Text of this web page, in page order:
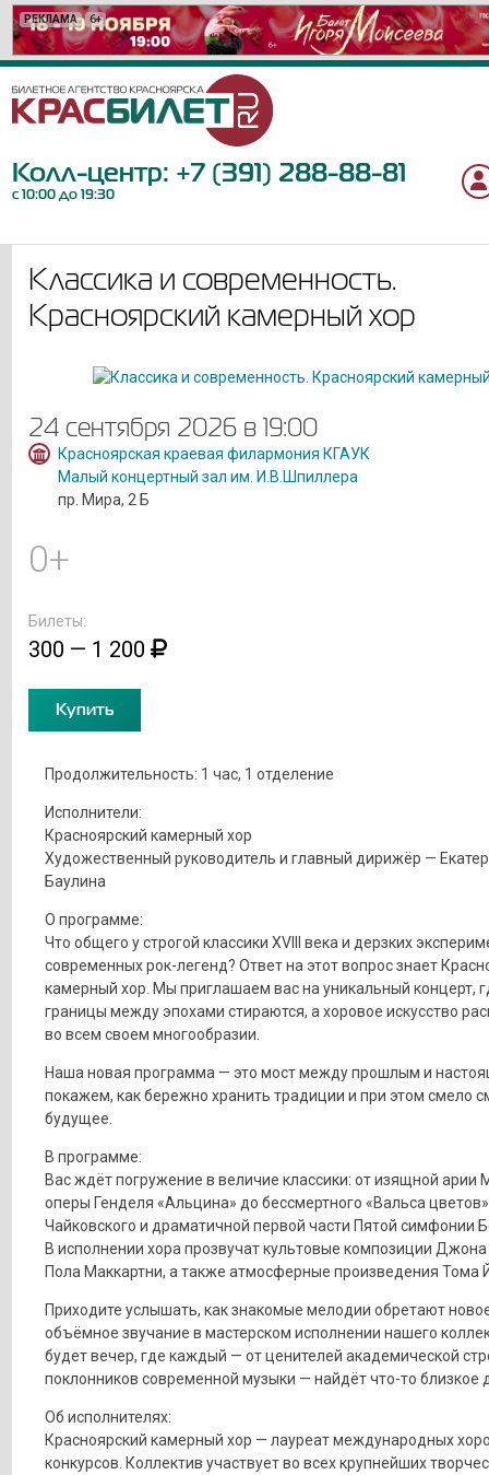
РЕКЛАМА 6+
РЕКЛАМА 12+
РЕКЛАМА 12+
РЕКЛАМА 12+
РЕКЛАМА 6+
РЕКЛАМА 6+
РЕКЛАМА 12+
РЕКЛАМА 16+
РЕКЛАМА 12+
РЕКЛАМА 12+
РЕКЛАМА 12+
РЕКЛАМА 12+
РЕКЛАМА 6+
РЕКЛАМА 12+
РЕКЛАМА 6+
РЕКЛАМА 0+
РЕКЛАМА 6+
РЕКЛАМА 18+
РЕКЛАМА 16+
Колл-центр: +7 (391) 288-88-81
с 10:00 до 19:30
Классика и современность.
Красноярский камерный хор
24 сентября 2026 в 19:00
Красноярская краевая филармония КГАУК
Малый концертный зал им. И.В.Шпиллера
пр. Мира, 2 Б
0+
Билеты:
300 — 1 200
Купить
Продолжительность: 1 час, 1 отделение
Исполнители:
Красноярский камерный хор
Художественный руководитель и главный дирижёр —
Баулина
О программе:
Что общего у строгой классики XVIII века и дерзких
современных рок-легенд? Ответ на этот вопрос знает
камерный хор. Мы приглашаем вас на уникальный концерт,
границы между эпохами стираются, а хоровое искусство
во всем своем многообразии.
Наша новая программа — это мост между прошлым и
покажем, как бережно хранить традиции и при этом смело
будущее.
В программе:
Вас ждёт погружение в величие классики: от изящной арии
оперы Генделя «Альцина» до бессмертного «Вальса цветов»
Чайковского и драматичной первой части Пятой симфонии
В исполнении хора прозвучат культовые композиции
Пола Маккартни, а также атмосферные произведения Тома
Приходите услышать, как знакомые мелодии обретают
объёмное звучание в мастерском исполнении нашего
будет вечер, где каждый — от ценителей академической
поклонников современной музыки — найдёт что-то близкое
Об исполнителях:
Красноярский камерный хор — лауреат международных
конкурсов. Коллектив участвует во всех крупнейших